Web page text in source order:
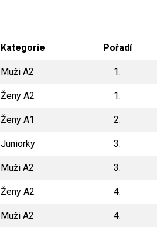
Kategorie Pořadí
Muži A2 1.
Ženy A2 1.
Ženy A1 2.
Juniorky 3.
Muži A2 3.
Ženy A2 4.
Muži A2 4.